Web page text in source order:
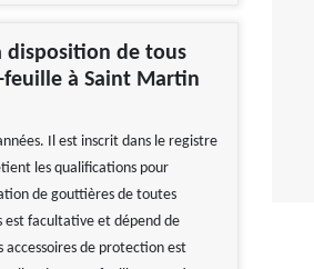
disposition de tous
à Saint Martin
Il est inscrit dans le registre
les qualifications pour
de gouttières de toutes
est facultative et dépend de
de protection est